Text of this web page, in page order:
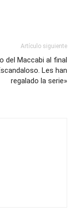
Artículo siguiente
del Maccabi al final
Les han
regalado la serie»